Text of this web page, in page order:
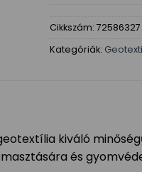
Cikkszám: 72586327
Kategóriák:
kiváló
és